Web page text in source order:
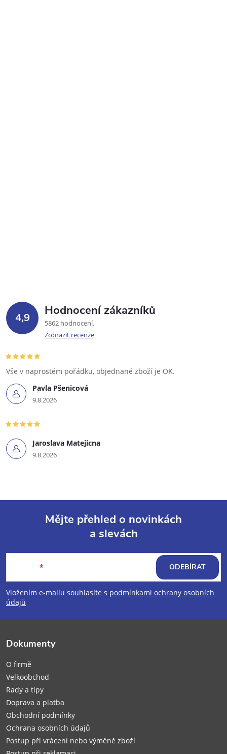
4,9 Hodnocení zákazníků
5862 hodnocení
Zobrazit recenze
Pavla Pšenicová
9.8.2026
Vše v naprostém pořádku, objednané zboží je OK.
Jaroslava Matejicna
9.8.2026
p
a
Mějte přehled o novinkách
a slevách
Vložením e-mailu souhlasíte s podmínkami ochrany osobních
údajů
ODEBÍRAT
Dokumenty
O firmě
Velkoobchod
Rady a tipy
Doprava a platba
Obchodní podmínky
Ochrana osobních údajů
Postup při vrácení nebo výměně zboží